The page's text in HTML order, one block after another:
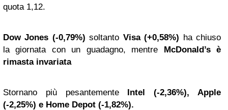
quota 1,12.
Dow Jones (-0,79%) soltanto Visa (+0,58%) ha chiuso
la giornata con un guadagno, mentre McDonald’s è
rimasta invariata
Stornano più pesantemente Intel (-2,36%), Apple
(-2,25%) e Home Depot (-1,82%).